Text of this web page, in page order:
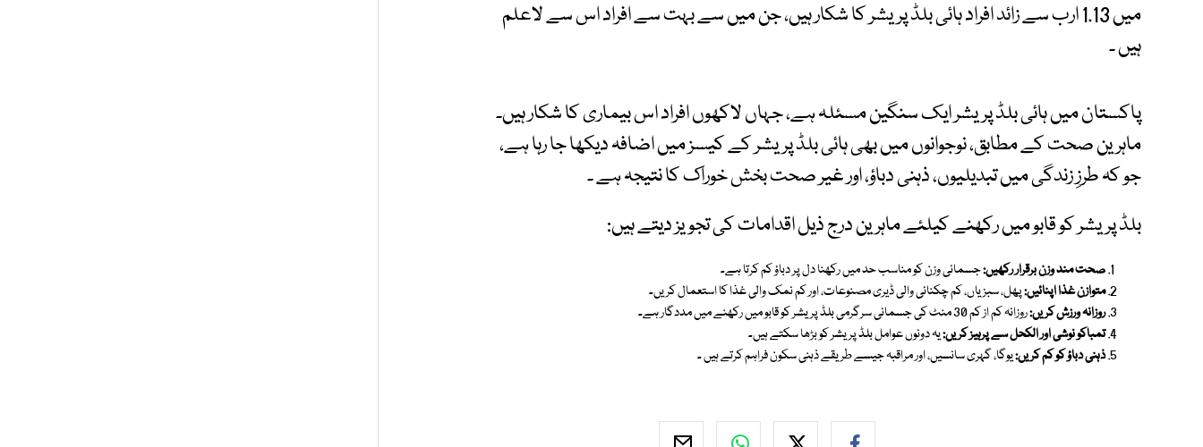
میں 1.13 ارب سے زائد افراد ہائی بلڈ پریشر کا شکار ہیں، جن میں سے بہت سے افراد اس سے لاعلم
ہیں ۔
پاکستان میں ہائی بلڈ پریشر ایک سنگین مسئلہ ہے، جہاں لاکھوں افراد اس بیماری کا شکار ہیں۔
ماہرین صحت کے مطابق، نوجوانوں میں بھی ہائی بلڈ پریشر کے کیسز میں اضافہ دیکھا جا رہا ہے،
جو کہ طرزِ زندگی میں تبدیلیوں، ذہنی دباؤ، اور غیر صحت بخش خوراک کا نتیجہ ہے ۔
بلڈ پریشر کو قابو میں رکھنے کیلئے ماہرین درج ذیل اقدامات کی تجویز دیتے ہیں:
صحت مند وزن برقرار رکھیں:جسمانی وزن کو مناسب حد میں رکھنا دل پر دباؤ کم کرتا ہے۔
متوازن غذا اپنائیں:پھل، سبزیاں، کم چکنائی والی ڈیری مصنوعات، اور کم نمک والی غذا کا استعمال کریں۔
روزانہ ورزش کریں:روزانہ کم از کم 30 منٹ کی جسمانی سرگرمی بلڈ پریشر کو قابو میں رکھنے میں مددگار ہے۔
تمباکو نوشی اور الکحل سے پرہیز کریں:یہ دونوں عوامل بلڈ پریشر کو بڑھا سکتے ہیں۔
ذہنی دباؤ کو کم کریں:یوگا، گہری سانسیں، اور مراقبہ جیسے طریقے ذہنی سکون فراہم کرتے ہیں ۔